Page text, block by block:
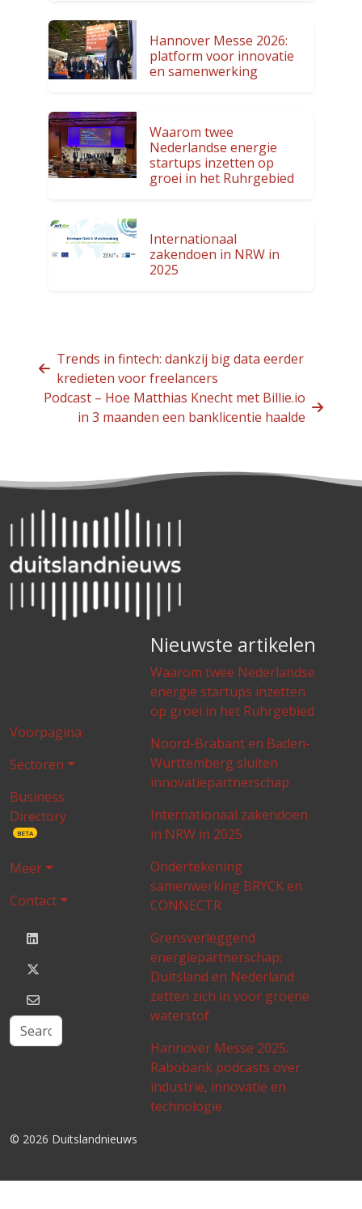
Hannover Messe 2026:
platform voor innovatie
en samenwerking
Waarom twee
Nederlandse energie
startups inzetten op
groei in het Ruhrgebied
Internationaal
zakendoen in NRW in
2025
Trends in fintech: dankzij big data eerder
kredieten voor freelancers
Podcast – Hoe Matthias Knecht met Billie.io
in 3 maanden een banklicentie haalde
Voorpagina
Sectoren
Business
Directory
BETA
Meer
Contact
Nieuwste artikelen
Waarom twee Nederlandse
energie startups inzetten
op groei in het Ruhrgebied
Noord-Brabant en Baden-
Württemberg sluiten
innovatiepartnerschap
Internationaal zakendoen
in NRW in 2025
Ondertekening
samenwerking BRYCK en
CONNECTR
Grensverleggend
energiepartnerschap:
Duitsland en Nederland
zetten zich in voor groene
waterstof
Hannover Messe 2025:
Rabobank podcasts over
industrie, innovatie en
technologie
© 2026 Duitslandnieuws